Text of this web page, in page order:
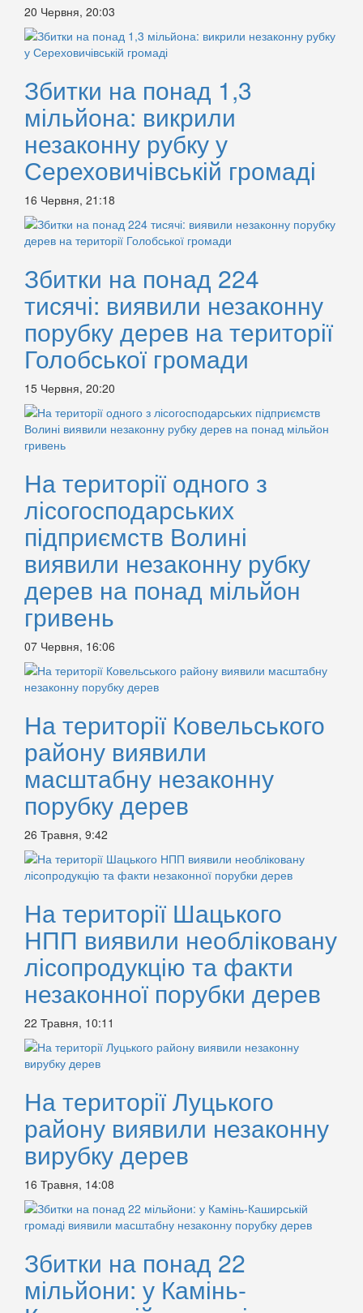
20 Червня, 20:03
Збитки на понад 1,3
мільйона: викрили
незаконну рубку у
Сереховичівській громаді
16 Червня, 21:18
Збитки на понад 224
тисячі: виявили незаконну
порубку дерев на території
Голобської громади
15 Червня, 20:20
На території одного з
лісогосподарських
підприємств Волині
виявили незаконну рубку
дерев на понад мільйон
гривень
07 Червня, 16:06
На території Ковельського
району виявили
масштабну незаконну
порубку дерев
26 Травня, 9:42
На території Шацького
НПП виявили необліковану
лісопродукцію та факти
незаконної порубки дерев
22 Травня, 10:11
На території Луцького
району виявили незаконну
вирубку дерев
16 Травня, 14:08
Збитки на понад 22
мільйони: у Камінь-